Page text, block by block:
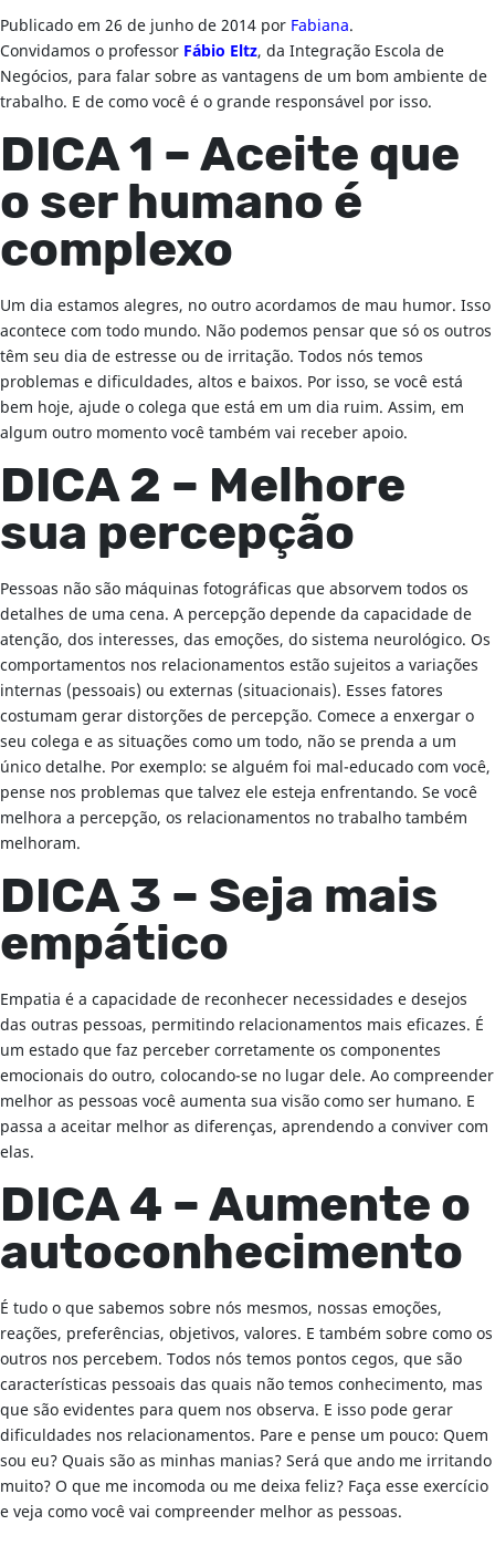
Publicado em 26 de junho de 2014 por Fabiana.
Convidamos o professor Fábio Eltz, da Integração Escola de
Negócios, para falar sobre as vantagens de um bom ambiente de
trabalho. E de como você é o grande responsável por isso.
DICA 1 – Aceite que
o ser humano é
complexo
Um dia estamos alegres, no outro acordamos de mau humor. Isso
acontece com todo mundo. Não podemos pensar que só os outros
têm seu dia de estresse ou de irritação. Todos nós temos
problemas e dificuldades, altos e baixos. Por isso, se você está
bem hoje, ajude o colega que está em um dia ruim. Assim, em
algum outro momento você também vai receber apoio.
DICA 2 – Melhore
sua percepção
Pessoas não são máquinas fotográficas que absorvem todos os
detalhes de uma cena. A percepção depende da capacidade de
atenção, dos interesses, das emoções, do sistema neurológico. Os
comportamentos nos relacionamentos estão sujeitos a variações
internas (pessoais) ou externas (situacionais). Esses fatores
costumam gerar distorções de percepção. Comece a enxergar o
seu colega e as situações como um todo, não se prenda a um
único detalhe. Por exemplo: se alguém foi mal-educado com você,
pense nos problemas que talvez ele esteja enfrentando. Se você
melhora a percepção, os relacionamentos no trabalho também
melhoram.
DICA 3 – Seja mais
empático
Empatia é a capacidade de reconhecer necessidades e desejos
das outras pessoas, permitindo relacionamentos mais eficazes. É
um estado que faz perceber corretamente os componentes
emocionais do outro, colocando-se no lugar dele. Ao compreender
melhor as pessoas você aumenta sua visão como ser humano. E
passa a aceitar melhor as diferenças, aprendendo a conviver com
elas.
DICA 4 – Aumente o
autoconhecimento
É tudo o que sabemos sobre nós mesmos, nossas emoções,
reações, preferências, objetivos, valores. E também sobre como os
outros nos percebem. Todos nós temos pontos cegos, que são
características pessoais das quais não temos conhecimento, mas
que são evidentes para quem nos observa. E isso pode gerar
dificuldades nos relacionamentos. Pare e pense um pouco: Quem
sou eu? Quais são as minhas manias? Será que ando me irritando
muito? O que me incomoda ou me deixa feliz? Faça esse exercício
e veja como você vai compreender melhor as pessoas.